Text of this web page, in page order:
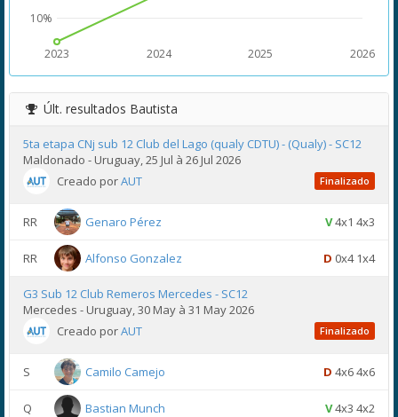
2023 2024 2025 2026
10%
Últ. resultados Bautista
5ta etapa CNj sub 12 Club del Lago (qualy CDTU) - (Qualy) - SC12
Maldonado - Uruguay, 25 Jul à 26 Jul 2026
Creado porAUT Finalizado
RR Genaro Pérez V4x1 4x3
RR Alfonso Gonzalez D 0x4 1x4
G3 Sub 12 Club Remeros Mercedes - SC12
Mercedes - Uruguay, 30 May à 31 May 2026
Creado porAUT Finalizado
S Camilo Camejo D 4x6 4x6
Q Bastian Munch V4x3 4x2